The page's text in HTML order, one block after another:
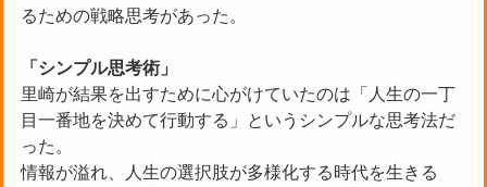
るための戦略思考があった。
「シンプル思考術」
里崎が結果を出すために心がけていたのは「人生の一丁
目一番地を決めて行動する」というシンプルな思考法だ
った。
情報が溢れ、人生の選択肢が多様化する時代を生きる